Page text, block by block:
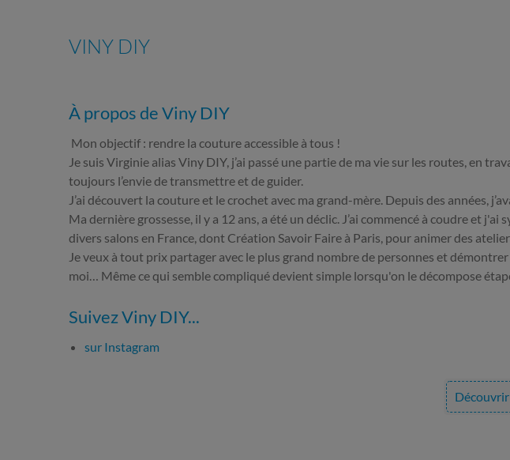
VINY DIY
À propos de Viny DIY
Mon objectif : rendre la couture accessible à tous !
Je suis Virginie alias Viny DIY, j’ai passé une partie de ma vie sur les routes, en
toujours l’envie de transmettre et de guider.
J’ai découvert la couture et le crochet avec ma grand-mère. Depuis des années,
Ma dernière grossesse, il y a 12 ans, a été un déclic. J’ai commencé à coudre et
divers salons en France, dont Création Savoir Faire à Paris, pour animer des
Je veux à tout prix partager avec le plus grand nombre de personnes et
moi… Même ce qui semble compliqué devient simple lorsqu'on le décompose
Suivez Viny DIY...
sur Instagram